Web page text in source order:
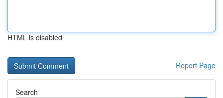
HTML is disabled
Report Page
Search